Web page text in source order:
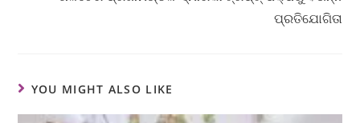
ପ୍ରତିଯୋଗିତା
YOU MIGHT ALSO LIKE